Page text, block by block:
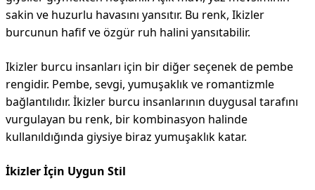
sakin ve huzurlu havasını yansıtır. Bu renk, Ikizler
burcunun hafif ve özgür ruh halini yansıtabilir.
Ikizler burcu insanları için bir diğer seçenek de pembe
rengidir. Pembe, sevgi, yumuşaklık ve romantizmle
bağlantılıdır. İkizler burcu insanlarının duygusal tarafını
vurgulayan bu renk, bir kombinasyon halinde
kullanıldığında giysiye biraz yumuşaklık katar.
İkizler İçin Uygun Stil